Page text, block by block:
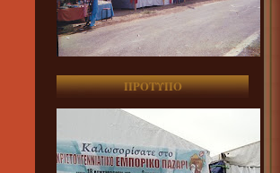
ΠΡΟΤΥΠΟ